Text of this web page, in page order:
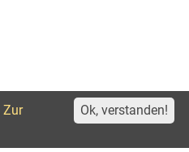
Ok, verstanden!
Zur